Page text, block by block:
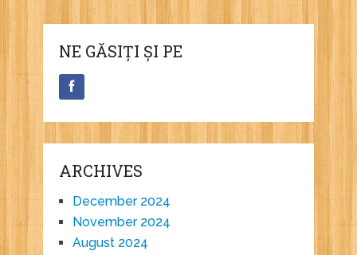
NE GĂSIȚI ȘI PE
ARCHIVES
December 2024
November 2024
August 2024